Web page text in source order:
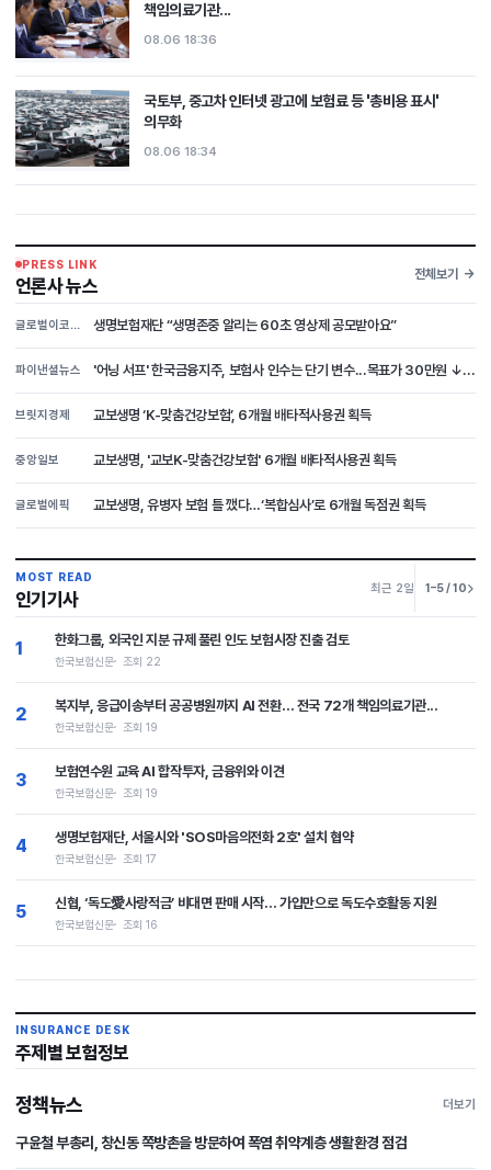
책임의료기관...
08.06 18:36
국토부, 중고차 인터넷 광고에 보험료 등 '총비용 표시'
의무화
08.06 18:34
PRESS LINK
언론사 뉴스
전체보기
글로벌이코노믹 생명보험재단 “생명존중 알리는 60초 영상제 공모받아요”
파이낸셜뉴스 '어닝 서프' 한국금융지주, 보험사 인수는 단기 변수...목표가 30만원 ↓...
브릿지경제 교보생명 ‘K-맞춤건강보험’, 6개월 배타적사용권 획득
중앙일보 교보생명, '교보K-맞춤건강보험' 6개월 배타적사용권 획득
글로벌에픽 교보생명, 유병자 보험 틀 깼다…‘복합심사’로 6개월 독점권 획득
MOST READ
인기기사
최근 2일 1–5 / 10
1 한화그룹, 외국인 지분 규제 풀린 인도 보험시장 진출 검토
한국보험신문 조회 22
2 복지부, 응급이송부터 공공병원까지 AI 전환… 전국 72개 책임의료기관...
한국보험신문 조회 19
3 보험연수원 교육 AI 합작투자, 금융위와 이견
한국보험신문 조회 19
4 생명보험재단, 서울시와 'SOS마음의전화 2호' 설치 협약
한국보험신문 조회 17
5 신협, ‘독도愛사랑적금’ 비대면 판매 시작… 가입만으로 독도수호활동 지원
한국보험신문 조회 16
INSURANCE DESK
주제별 보험정보
정책뉴스 더보기
구윤철 부총리, 창신동 쪽방촌을 방문하여 폭염 취약계층 생활환경 점검